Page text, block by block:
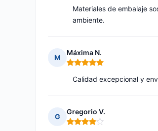
Materiales de embalaje
ambiente.
M
Máxima N.
Nota: 5 de 5
Calidad excepcional y
G
Gregorio V.
Nota: 4 de 5